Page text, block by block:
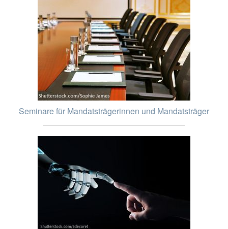
Seminare für Mandatsträgerinnen und Mandatsträger